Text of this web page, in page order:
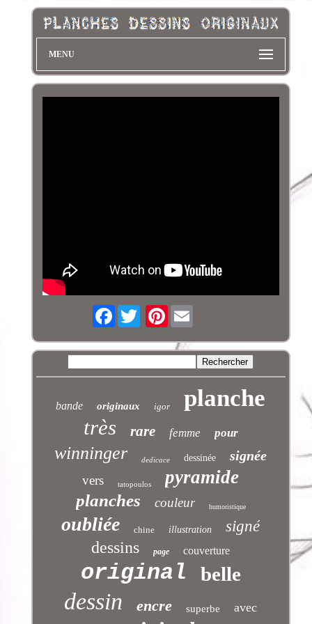
MENU
Facebook Pinterest
bande originaux igor planche
très rare femme pour
winninger dedicace dessinée signée
vers tatopoulos pyramide
planches couleur humoristique
oubliée chine illustration signé
dessins page couverture
original belle
dessin encre superbe avec